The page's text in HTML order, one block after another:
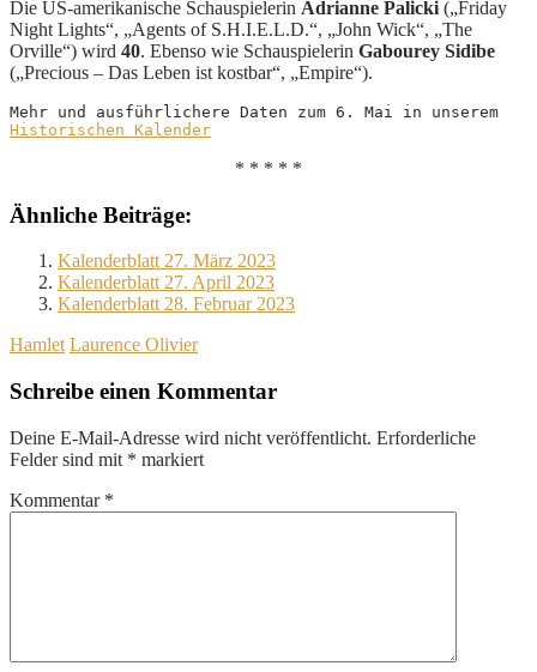
Die US-amerikanische Schauspielerin Adrianne Palicki („Friday
Night Lights“, „Agents of S.H.I.E.L.D.“, „John Wick“, „The
Orville“) wird 40. Ebenso wie Schauspielerin Gabourey Sidibe
(„Precious – Das Leben ist kostbar“, „Empire“).
Historischen Kalender
* * * * *
Ähnliche Beiträge:
Kalenderblatt 27. März 2023
Kalenderblatt 27. April 2023
Kalenderblatt 28. Februar 2023
Hamlet Laurence Olivier
Schreibe einen Kommentar
Deine E-Mail-Adresse wird nicht veröffentlicht. Erforderliche
Felder sind mit * markiert
Kommentar *